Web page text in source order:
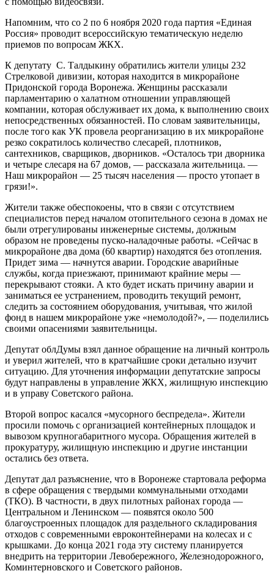
Напомним, что со 2 по 6 ноября 2020 года партия «Единая
Россия» проводит всероссийскую тематическую неделю
приемов по вопросам ЖКХ.
К депутату С. Талдыкину обратились жители улицы 232
Стрелковой дивизии, которая находится в микрорайоне
Придонской города Воронежа. Женщины рассказали
парламентарию о халатном отношении управляющей
компании, которая обслуживает их дома, к выполнению своих
непосредственных обязанностей. По словам заявительницы,
после того как УК провела реорганизацию в их микрорайоне
резко сократилось количество слесарей, плотников,
сантехников, сварщиков, дворников. «Осталось три дворника
и четыре слесаря на 67 домов, — рассказала жительница. —
Наш микрорайон — 25 тысяч населения — просто утопает в
грязи!».
Жители также обеспокоены, что в связи с отсутствием
специалистов перед началом отопительного сезона в домах не
были отрегулированы инженерные системы, должным
образом не проведены пуско-наладочные работы. «Сейчас в
микрорайоне два дома (60 квартир) находятся без отопления.
Придет зима — начнутся аварии. Городские аварийные
службы, когда приезжают, принимают крайние меры —
перекрывают стояки. А кто будет искать причину аварии и
заниматься ее устранением, проводить текущий ремонт,
следить за состоянием оборудования, учитывая, что жилой
фонд в нашем микрорайоне уже «немолодой?», ­— поделились
своими опасениями заявительницы.
Депутат облДумы взял данное обращение на личный контроль
и уверил жителей, что в кратчайшие сроки детально изучит
ситуацию. Для уточнения информации депутатские запросы
будут направлены в управление ЖКХ, жилищную инспекцию
и в управу Советского района.
Второй вопрос касался «мусорного беспредела». Жители
просили помочь с организацией контейнерных площадок и
вывозом крупногабаритного мусора. Обращения жителей в
прокуратуру, жилищную инспекцию и другие инстанции
остались без ответа.
Депутат дал разъяснение, что в Воронеже стартовала реформа
в сфере обращения с твердыми коммунальными отходами
(ТКО). В частности, в двух пилотных районах города —
Центральном и Ленинском — появятся около 500
благоустроенных площадок для раздельного складирования
отходов с современными евроконтейнерами на колесах и с
крышками. До конца 2021 года эту систему планируется
внедрить на территории Левобережного, Железнодорожного,
Коминтерновского и Советского районов.